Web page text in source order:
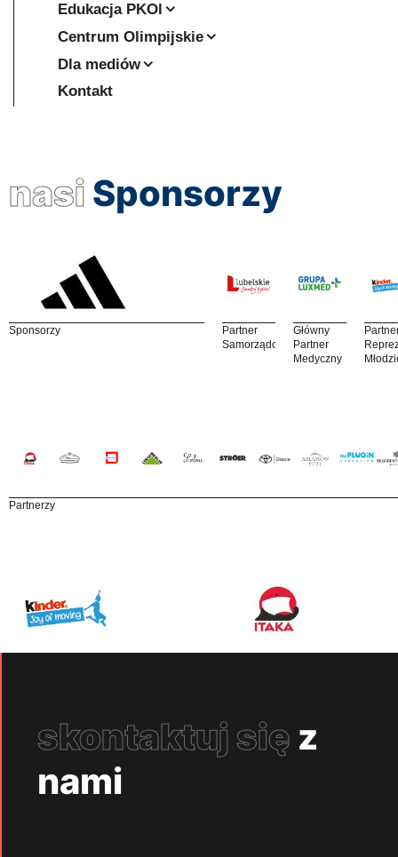
Edukacja PKOl
Centrum Olimpijskie
Dla mediów
Kontakt
nasi Sponsorzy
Sponsorzy
Partner
Samorządowy
Główny
Partner
Medyczny
Partnerzy
skontaktuj się z
nami